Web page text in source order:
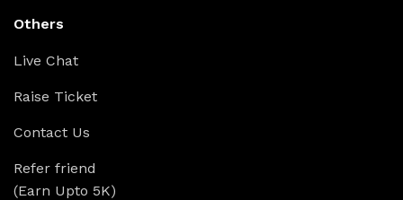
Others
Live Chat
Raise Ticket
Contact Us
Refer friend
(Earn Upto 5K)